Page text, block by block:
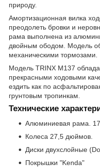
природу.
Амортизационная вилка
преодолеть бровки и
рама выполнена из
двойным ободом. Модель
механическими тормозами.
Модель TRINX M137
прекрасными ходовыми
ездить как по
грунтовым тропинкам.
Технические
Алюминиевая рама.
Колеса 27,5 дюймов.
Диски двухслойные
Покрышки "Kenda"